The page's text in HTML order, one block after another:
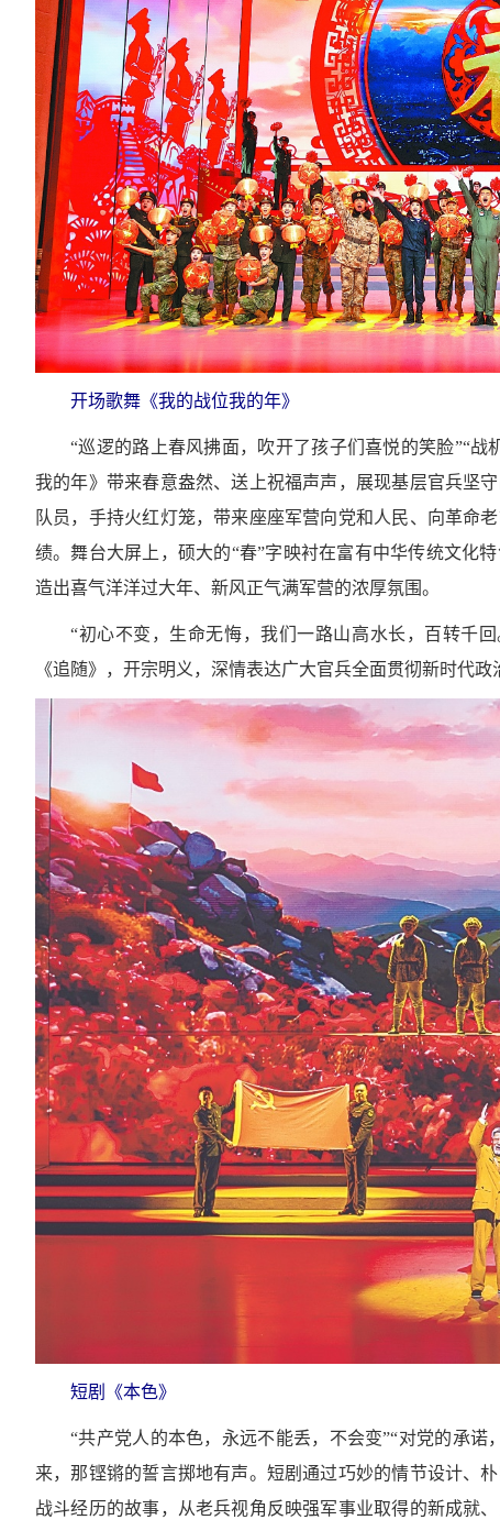
开场歌舞《我的战位我的年》
“巡逻的路上春风拂面，吹开了孩子们喜悦的笑脸”“
我的年》带来春意盎然、送上祝福声声，展现基层官兵坚
队员，手持火红灯笼，带来座座军营向党和人民、向革命
绩。舞台大屏上，硕大的“春”字映衬在富有中华传统文化
造出喜气洋洋过大年、新风正气满军营的浓厚氛围。
“初心不变，生命无悔，我们一路山高水长，百转千
《追随》，开宗明义，深情表达广大官兵全面贯彻新时代
短剧《本色》
“共产党人的本色，永远不能丢，不会变”“对党的承
来，那铿锵的誓言掷地有声。短剧通过巧妙的情节设计、
战斗经历的故事，从老兵视角反映强军事业取得的新成就